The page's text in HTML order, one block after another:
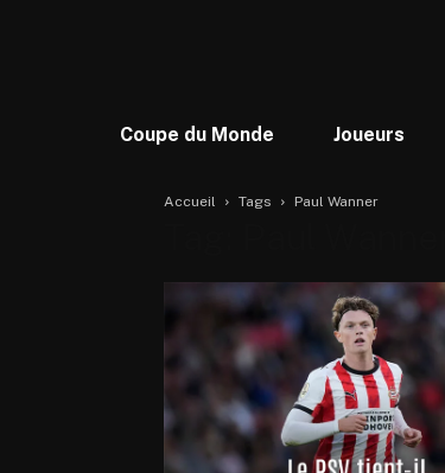
Coupe du Monde Joueurs
Accueil Tags Paul Wanner